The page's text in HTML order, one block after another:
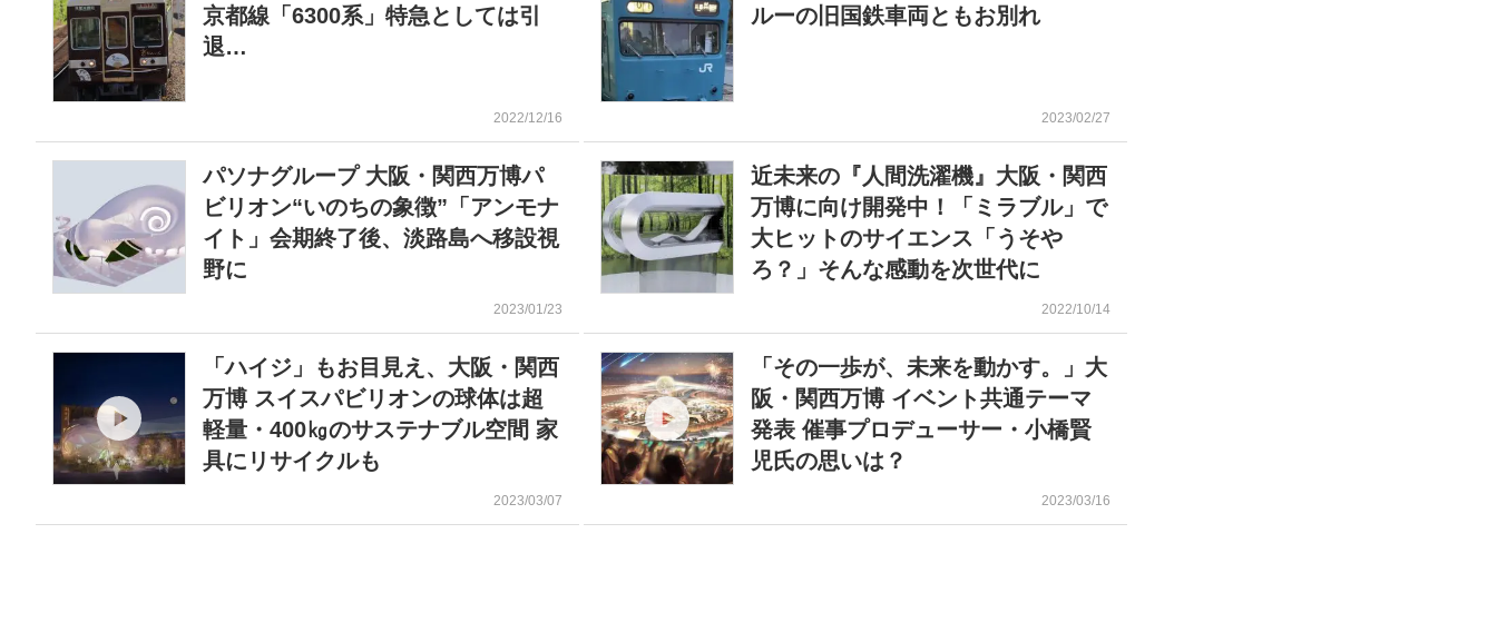
京都線「6300系」特急としては引
退…
2022/12/16
ルーの旧国鉄車両ともお別れ
2023/02/27
パソナグループ 大阪・関西万博パ
ビリオン“いのちの象徴”「アンモナ
イト」会期終了後、淡路島へ移設視
野に
2023/01/23
近未来の『人間洗濯機』大阪・関西
万博に向け開発中！「ミラブル」で
大ヒットのサイエンス「うそや
ろ？」そんな感動を次世代に
2022/10/14
「ハイジ」もお目見え、大阪・関西
万博 スイスパビリオンの球体は超
軽量・400㎏のサステナブル空間 家
具にリサイクルも
2023/03/07
「その一歩が、未来を動かす。」大
阪・関西万博 イベント共通テーマ
発表 催事プロデューサー・小橋賢
児氏の思いは？
2023/03/16